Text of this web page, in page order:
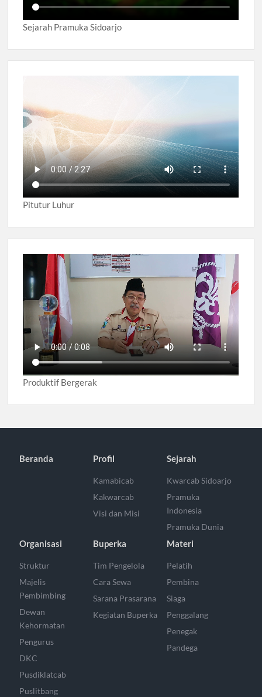
Sejarah Pramuka Sidoarjo
Pitutur Luhur
Produktif Bergerak
Beranda Profil
Kamabicab
Kakwarcab
Visi dan Misi
Sejarah
Kwarcab Sidoarjo
Pramuka
Indonesia
Pramuka Dunia
Organisasi
Struktur
Majelis
Pembimbing
Dewan
Kehormatan
Pengurus
DKC
Pusdiklatcab
Puslitbang
Buperka
Tim Pengelola
Cara Sewa
Sarana Prasarana
Kegiatan Buperka
Materi
Pelatih
Pembina
Siaga
Penggalang
Penegak
Pandega